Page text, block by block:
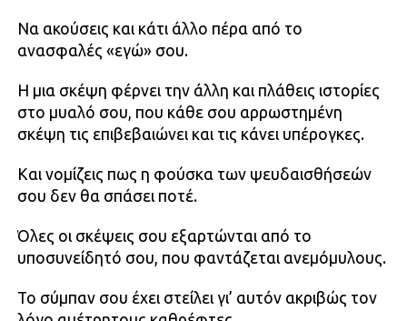
Να ακούσεις και κάτι άλλο πέρα από το
ανασφαλές «εγώ» σου.
Η μια σκέψη φέρνει την άλλη και πλάθεις ιστορίες
στο μυαλό σου, που κάθε σου αρρωστημένη
σκέψη τις επιβεβαιώνει και τις κάνει υπέρογκες.
Και νομίζεις πως η φούσκα των ψευδαισθήσεών
σου δεν θα σπάσει ποτέ.
Όλες οι σκέψεις σου εξαρτώνται από το
υποσυνείδητό σου, που φαντάζεται ανεμόμυλους.
Το σύμπαν σου έχει στείλει γι’ αυτόν ακριβώς τον